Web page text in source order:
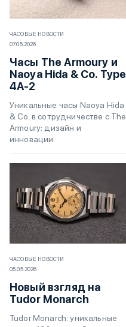
ЧАСОВЫЕ НОВОСТИ
07.05.2026
Часы The Armoury и
Naoya Hida & Co. Type
4A-2
Уникальные часы Naoya Hida
& Co. в сотрудничестве с The
Armoury: дизайн и
инновации.
ЧАСОВЫЕ НОВОСТИ
05.05.2026
Новый взгляд на
Tudor Monarch
Tudor Monarch: уникальные